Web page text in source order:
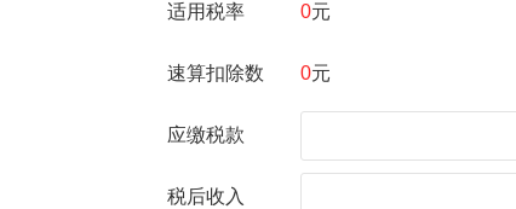
适用税率 0元
速算扣除数 0元
应缴税款
税后收入